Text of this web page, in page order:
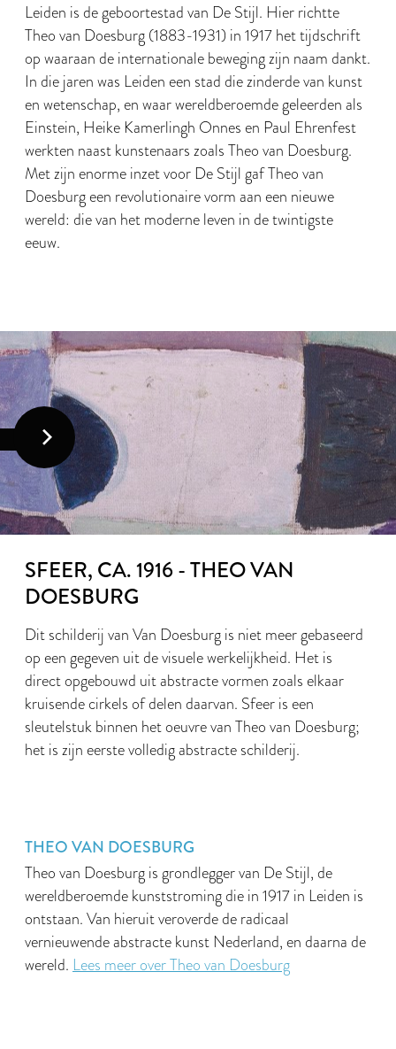
Leiden is de geboortestad van De Stijl. Hier richtte
Theo van Doesburg (1883-1931) in 1917 het tijdschrift
op waaraan de internationale beweging zijn naam dankt.
In die jaren was Leiden een stad die zinderde van kunst
en wetenschap, en waar wereldberoemde geleerden als
Einstein, Heike Kamerlingh Onnes en Paul Ehrenfest
werkten naast kunstenaars zoals Theo van Doesburg.
Met zijn enorme inzet voor De Stijl gaf Theo van
Doesburg een revolutionaire vorm aan een nieuwe
wereld: die van het moderne leven in de twintigste
eeuw.
SFEER, CA. 1916 - THEO VAN
DOESBURG
Dit schilderij van Van Doesburg is niet meer gebaseerd
op een gegeven uit de visuele werkelijkheid. Het is
direct opgebouwd uit abstracte vormen zoals elkaar
kruisende cirkels of delen daarvan. Sfeer is een
sleutelstuk binnen het oeuvre van Theo van Doesburg;
het is zijn eerste volledig abstracte schilderij.
THEO VAN DOESBURG
Theo van Doesburg is grondlegger van De Stijl, de
wereldberoemde kunststroming die in 1917 in Leiden is
ontstaan. Van hieruit veroverde de radicaal
vernieuwende abstracte kunst Nederland, en daarna de
wereld. Lees meer over Theo van Doesburg